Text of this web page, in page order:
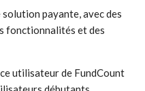
payante, avec des
fonctionnalités et des
utilisateur de FundCount